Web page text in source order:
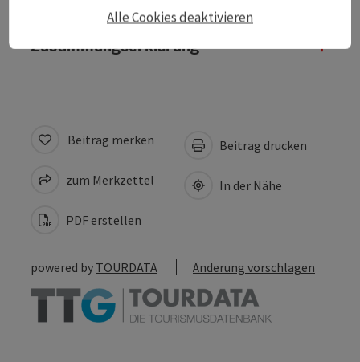
Zustimmungserklärung
Beitrag merken
zum Merkzettel
PDF erstellen
Beitrag drucken
In der Nähe
powered by TOURDATA Änderung vorschlagen
Alle Cookies deaktivieren